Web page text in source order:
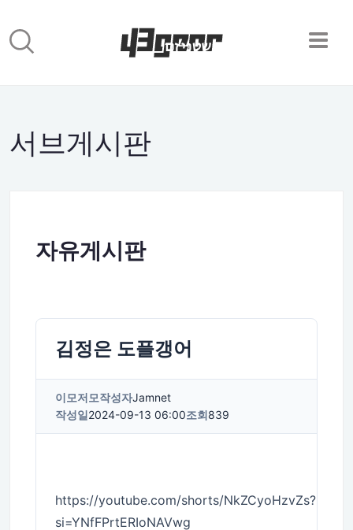
서브게시판
자유게시판
김정은 도플갱어
이모저모작성자Jamnet
작성일2024-09-13 06:00조회839
https://youtube.com/shorts/NkZCyoHzvZs?
si=YNfFPrtERIoNAVwg